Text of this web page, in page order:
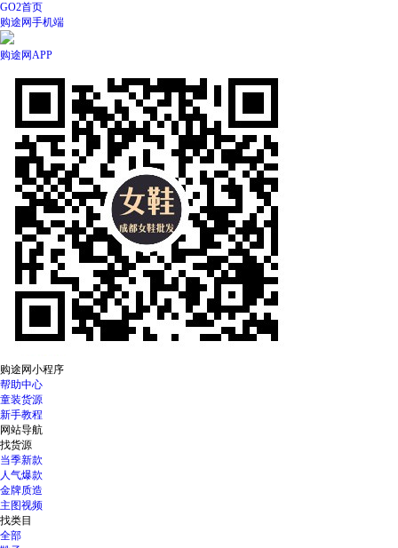
GO2首页
购途网手机端
购途网APP
购途网小程序
帮助中心
童装货源
新手教程
网站导航
找货源
当季新款
人气爆款
金牌质造
主图视频
找类目
全部